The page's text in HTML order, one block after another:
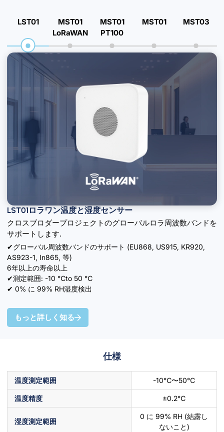
LST01
MST01
LoRaWAN
MST01
PT100
MST01 MST03
LST01ロラワン温度と湿度センサー
クロスブロダープロジェクトのグローバルロラ周波数バンドを
サポートします.
✔グローバル周波数バンドのサポート (EU868, US915, KR920,
AS923-1, In865, 等)
6年以上の寿命以上
✔測定範囲: -10 ℃to 50 ℃
✔ 0% に 99% RH湿度検出
もっと詳しく知る
仕様
温度測定範囲 -10℃〜50℃
温度精度 ±0.2℃
湿度測定範囲
0 に 99% RH (結露し
ないこと)